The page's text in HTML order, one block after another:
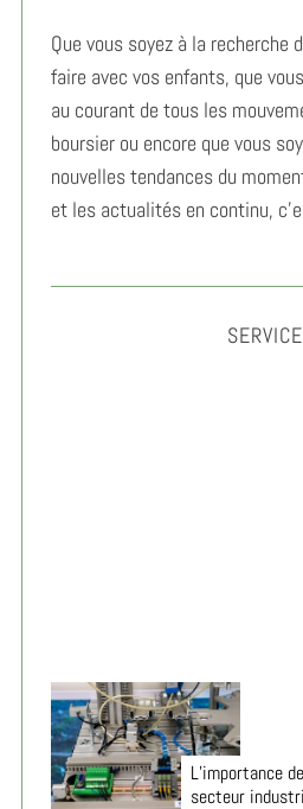
Que vous soyez à la recherche
faire avec vos enfants, que
au courant de tous les
boursier ou encore que vous
nouvelles tendances du
et les actualités en continu,
SERVICE
L’importance
secteur